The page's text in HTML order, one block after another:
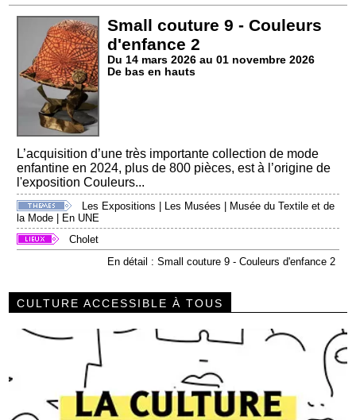
Small couture 9 - Couleurs
d'enfance 2
Du 14 mars 2026 au 01 novembre 2026
De bas en hauts
L’acquisition d’une très importante collection de mode
enfantine en 2024, plus de 800 pièces, est à l’origine de
l'exposition Couleurs...
Les Expositions | Les Musées | Musée du Textile et de
la Mode | En UNE
Cholet
En détail : Small couture 9 - Couleurs d'enfance 2
CULTURE ACCESSIBLE À TOUS